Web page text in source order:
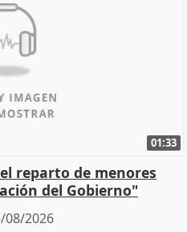
01:33
reparto de menores
del Gobierno"
08/2026